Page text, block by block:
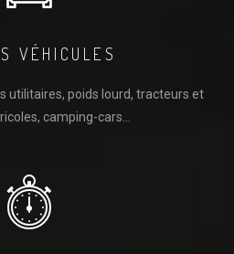
VÉHICULES
utilitaires, poids lourd, tracteurs et
camping-cars...